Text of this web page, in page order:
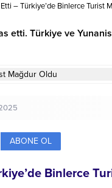
– Türkiye’de Binlerce Turist
etti. Türkiye ve
ABONE OL
Binlerce